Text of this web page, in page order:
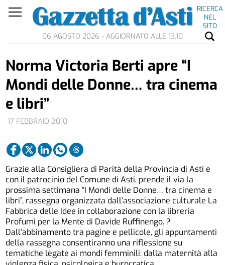
RICERCA
NEL
SITO
06 AGOSTO 2026 - AGGIORNATO ALLE 13.10
17 FEBBRAIO 2010
Norma Victoria Berti apre “I
Mondi delle Donne… tra cinema
e libri”
Grazie alla Consigliera di Parità della Provincia di Asti e
con il patrocinio del Comune di Asti, prende il via la
prossima settimana “I Mondi delle Donne… tra cinema e
libri”, rassegna organizzata dall’associazione culturale La
Fabbrica delle Idee in collaborazione con la libreria
Profumi per la Mente di Davide Ruffinengo. ?
Dall’abbinamento tra pagine e pellicole, gli appuntamenti
della rassegna consentiranno una riflessione su
tematiche legate ai mondi femminili: dalla maternità alla